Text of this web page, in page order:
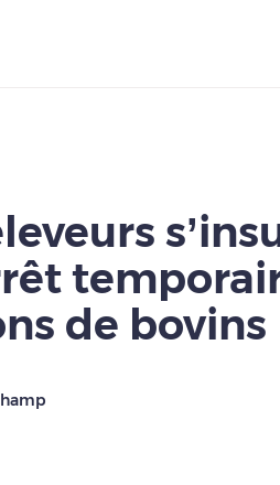
de bovins